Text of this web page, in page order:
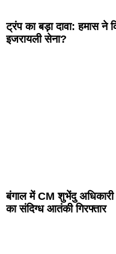
ट्रंप का बड़ा दावा: हमास ने
इजरायली सेना?
बंगाल में CM शुभेंदु
का संदिग्ध आतंकी गिरफ्तार